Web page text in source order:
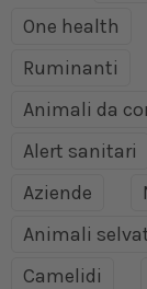
One health
Ruminanti
Animali da
Alert sanitari
Aziende
Animali
Camelidi